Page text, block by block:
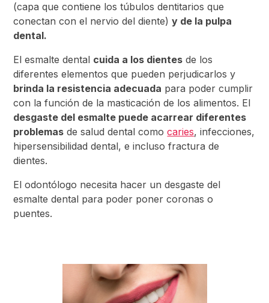
(capa que contiene los túbulos dentitarios que
conectan con el nervio del diente)y de la pulpa
dental.
El esmalte dental cuida a los dientes de los
diferentes elementos que pueden perjudicarlos y
brinda la resistencia adecuada para poder cumplir
con la función de la masticación de los alimentos. El
desgaste del esmalte puede acarrear diferentes
problemas de salud dental comocaries, infecciones,
hipersensibilidad dental, e incluso fractura de
dientes.
El odontólogo necesita hacer un desgaste del
esmalte dental para poder poner coronas o
puentes.